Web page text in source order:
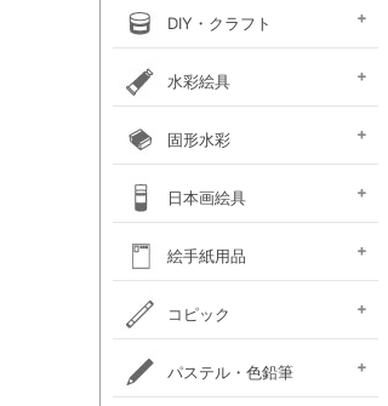
アクリルガッシュ絵具
ガッシュ専用メディウム
布えのぐ
ターナー・イベントカラー
絵具（レギュラー）
絵具（ソフト）
リキテックスベーシックス
リキテックスリキッド
リキテックスプライム
アクリリックプラス
リキテックスバイオベース
メディウム類
ホルベイン・アクリリック
カラー［ヘビーボディ］
アクリリックガッシュ
ホルベイン・メディウム類
ホルベイン・アクリリック
カラー ［フルイド］
ホルベイン・アクリリック
カラー ［インク］
ホルベイン・アクリリック
カラー ［イリデッセンス］
アクリリックカラー
アクリリックガッシュ
アムステルダム・アクリリ
ックカラー エキスパート
アムステルダム・アクリル
絵具メディウム／補助材
クサカベ・アキーラ
アキーラ ガッシュ
アキーラ専用 メディウ
ム
アクリル絵具廃液処理剤
ゴールデン ヘビーボデ
ィ
ゴールデン フルイド
ゴールデン ハイフロー
ゴールデン オープン
ゴールデン ソーフラッ
ト
ゴールデン メディウム
DIY・クラフト
ガラスペイント
ベトンペースト
布えのぐ
ステッチカラー
オーブン陶土
水彩絵具
セット
専門家用透明水彩絵具
ハルモニア分離水彩絵具
シングルピグメント
W＆N プロフェッショナル・
ウォーターカラー(PWC)
レンブラント水彩絵具
ゴールデン QoR(コア)
ホルベイン透明水彩絵具
絵具（ガッシュ）
メディウム・他
ダニエルスミス
ターナー・ポスターカラー
水彩道具類
マスク液
固形水彩
ウォーターカラー(PWC)
ウォーターカラー(CWC)
ホルベイン・ケーキカラー
ホルベイン・パンカラー
FINETEC(ファインテック)
ゴールデン QoR(コア)
パール固形水彩絵具
カラー固形水彩
固形透明水彩絵具
固形透明水彩絵具
プチカラー 透明固形水
彩
ダニエルスミス ハーフパ
ン
水彩道具類
日本画絵具
新岩絵具
天然岩絵具
ナカガワ水飛胡粉
吉祥水干絵具
吉祥チューブ水干絵具
吉祥 日本画用顔料
(糊剤・目止め剤)
金泥・銀泥・箔類
顔彩角皿
顔彩鉄鉢
墨彩画セット
日本画墨
日本画道具類
ナカガワ 日本画キット
呉竹 顔彩
絵手紙用品
絵手紙セット
フィス顔彩パレット
顔彩深美
絵手紙用
はがき・絵手紙帳
コピック
コピック スケッチ
コピック チャオ
コピック クラシック
コピック アクレア
ープラス
パステル・色鉛筆